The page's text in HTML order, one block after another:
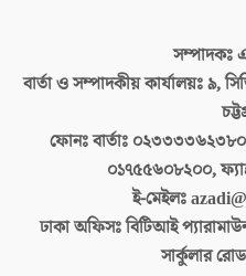
সম্পাদকঃ
বার্তা ও সম্পাদকীয় কার্যালয়ঃ৯,
ফোনঃ বার্তাঃ
০১৭৫৫৬০৮২০০,
ই-মেইলঃ
ঢাকা অফিসঃবিটিআই
সার্কুলার